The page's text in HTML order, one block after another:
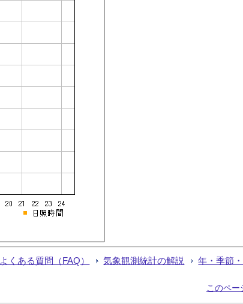
よくある質問（FAQ） 気象観測統計の解説 年・季節
このペー